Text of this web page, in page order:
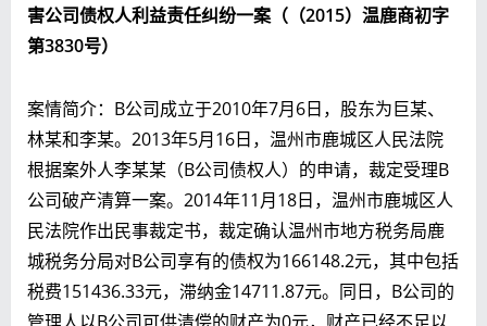
害公司债权人利益责任纠纷一案（（2015）温鹿商初字
第3830号）
案情简介：B公司成立于2010年7月6日，股东为巨某、
林某和李某。2013年5月16日，温州市鹿城区人民法院
根据案外人李某某（B公司债权人）的申请，裁定受理B
公司破产清算一案。2014年11月18日，温州市鹿城区人
民法院作出民事裁定书，裁定确认温州市地方税务局鹿
城税务分局对B公司享有的债权为166148.2元，其中包括
税费151436.33元，滞纳金14711.87元。同日，B公司的